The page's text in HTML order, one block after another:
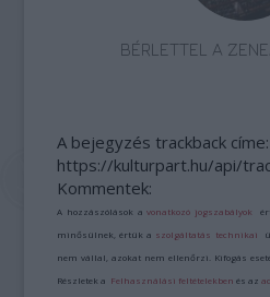
BÉRLETTEL A
A bejegyzés trackback címe:
https://kulturpart.hu/api/
Kommentek:
A hozzászólások avonatkozó jogszabályok
minősülnek, értük a szolgáltatás technikai
nem vállal, azokat nem ellenőrzi. Kifogás
Részletek a Felhasználási feltételekben és az